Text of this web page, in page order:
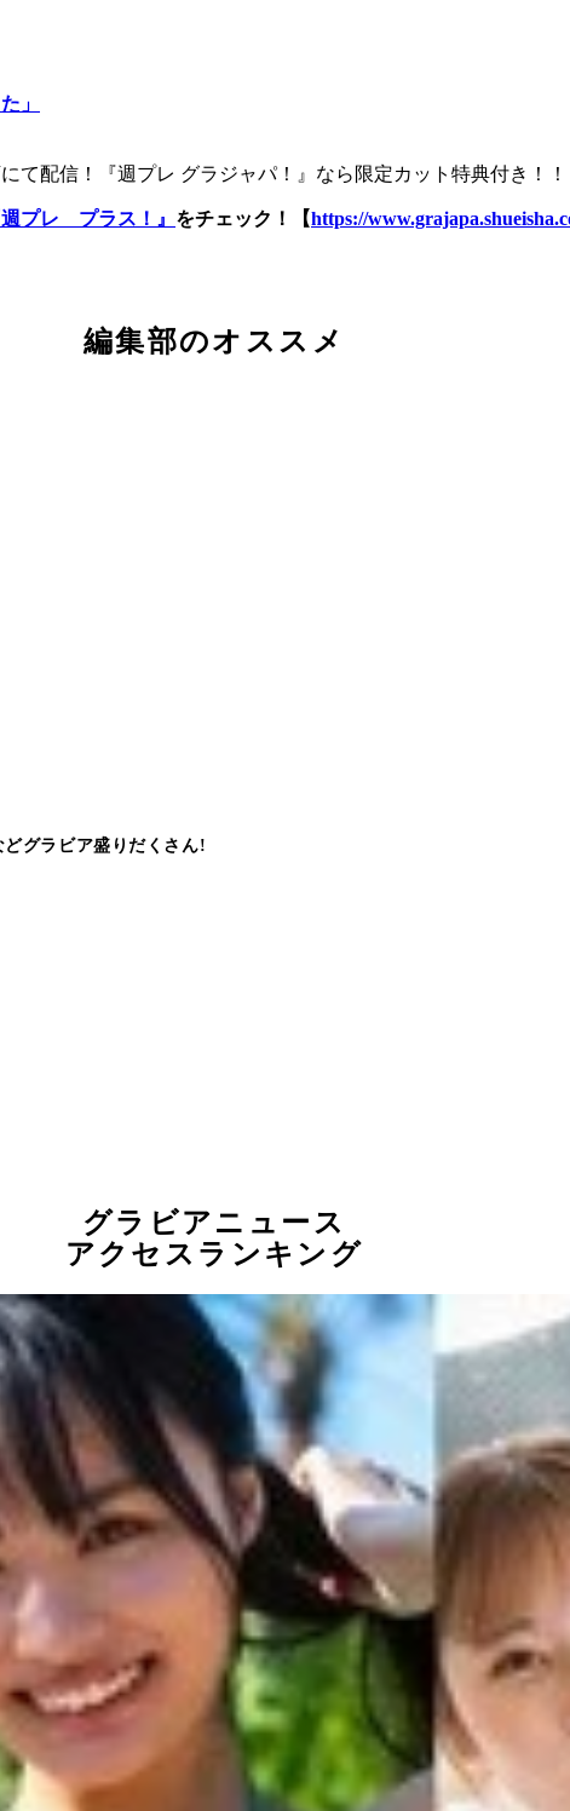
」
て配信！『週プレ グラジャパ！』なら限定カット特典付き！
週プレ プラス！』 をチェック！【https://
編集部のオススメ
グラビア盛りだくさん!
グラビアニュース
アクセスランキング